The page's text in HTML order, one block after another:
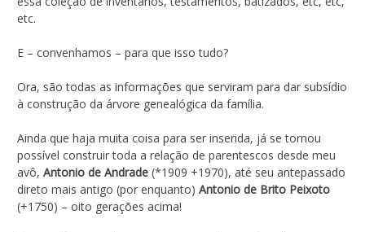
etc.
E – convenhamos – para que isso tudo?
Ora, são todas as informações que serviram para dar subsídio
à construção da árvore genealógica da família.
Ainda que haja muita coisa para ser inserida, já se tornou
possível construir toda a relação de parentescos desde meu
avô, Antonio de Andrade (*1909 +1970), até seu antepassado
direto mais antigo (por enquanto) Antonio de Brito Peixoto
(+1750) – oito gerações acima!